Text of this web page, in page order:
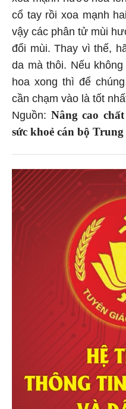
cổ tay rồi xoa mạnh
vậy các phân tử mùi
đổi mùi. Thay vì thế,
da mà thôi. Nếu
hoa xong thì để
cần chạm vào là tốt
Nguồn: Nâng cao
sức khoẻ cán bộ